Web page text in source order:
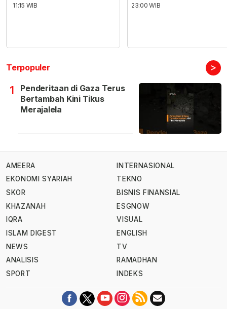
11:15 WIB
23:00 WIB
Terpopuler >
1
Penderitaan di Gaza Terus
Bertambah Kini Tikus
Merajalela
AMEERA
EKONOMI SYARIAH
SKOR
KHAZANAH
IQRA
ISLAM DIGEST
NEWS
ANALISIS
SPORT
INTERNASIONAL
TEKNO
BISNIS FINANSIAL
ESGNOW
VISUAL
ENGLISH
TV
RAMADHAN
INDEKS